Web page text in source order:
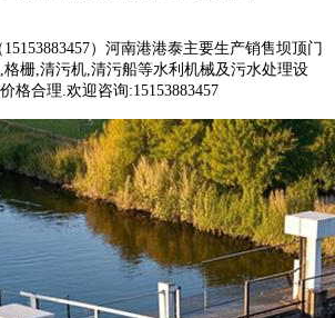
15153883457）河南港港泰主要生产销售坝顶门
栅,清污机,清污船等水利机械及污水处理设
格合理.欢迎咨询:15153883457